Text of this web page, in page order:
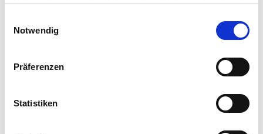
Notwendig
Präferenzen
Statistiken